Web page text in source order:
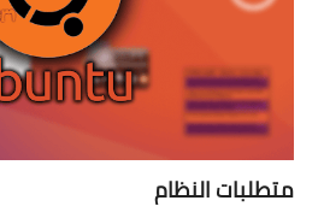
متطلبات النظام